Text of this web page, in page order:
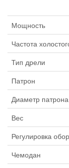
Мощность
Частота
Тип дрели
Патрон
Диаметр патрона
Вес
Регулировка
Чемодан